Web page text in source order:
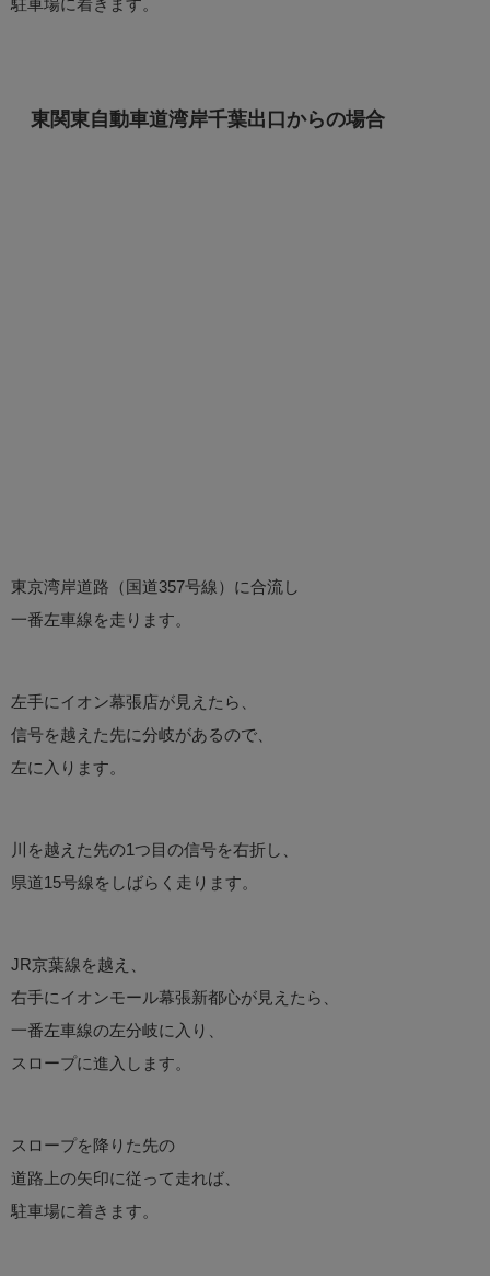
駐車場に着きます。
東関東自動車道湾岸千葉出口からの場合
東京湾岸道路（国道357号線）に合流し
一番左車線を走ります。
左手にイオン幕張店が見えたら、
信号を越えた先に分岐があるので、
左に入ります。
川を越えた先の1つ目の信号を右折し、
県道15号線をしばらく走ります。
JR京葉線を越え、
右手にイオンモール幕張新都心が見えたら、
一番左車線の左分岐に入り、
スロープに進入します。
スロープを降りた先の
道路上の矢印に従って走れば、
駐車場に着きます。